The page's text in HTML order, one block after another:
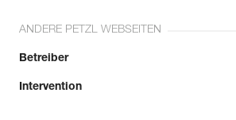
ANDERE PETZL WEBSEITEN
Betreiber
Intervention